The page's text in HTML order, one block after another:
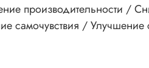
производительности /
самочувствия /